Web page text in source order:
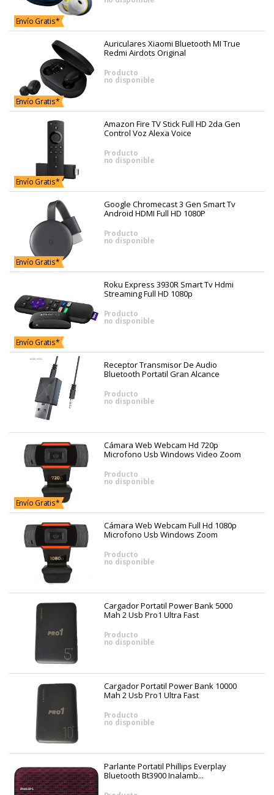
Envío Gratis*
Envío Gratis*
Auriculares Xiaomi Bluetooth MI True
Redmi Airdots Original
Producto
no disponible
Envío Gratis*
Amazon Fire TV Stick Full HD 2da Gen
Control Voz Alexa Voice
Producto
no disponible
Envío Gratis*
Google Chromecast 3 Gen Smart Tv
Android HDMI Full HD 1080P
Producto
no disponible
Envío Gratis*
Roku Express 3930R Smart Tv Hdmi
Streaming Full HD 1080p
Producto
no disponible
Receptor Transmisor De Audio
Bluetooth Portatil Gran Alcance
Producto
no disponible
Envío Gratis*
Cámara Web Webcam Hd 720p
Microfono Usb Windows Video Zoom
Producto
no disponible
Cámara Web Webcam Full Hd 1080p
Microfono Usb Windows Zoom
Producto
no disponible
Cargador Portatil Power Bank 5000
Mah 2 Usb Pro1 Ultra Fast
Producto
no disponible
Cargador Portatil Power Bank 10000
Mah 2 Usb Pro1 Ultra Fast
Producto
no disponible
Parlante Portatil Phillips Everplay
Bluetooth Bt3900 Inalamb...